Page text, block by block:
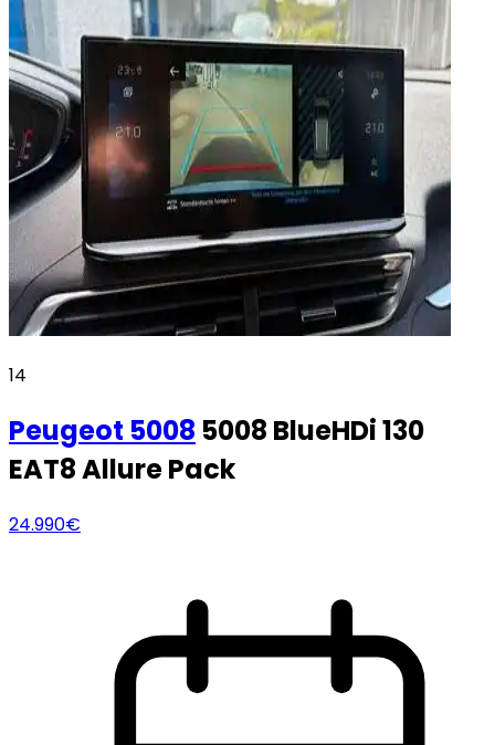
14
Peugeot 5008 5008 BlueHDi 130
EAT8 Allure Pack
24.990€